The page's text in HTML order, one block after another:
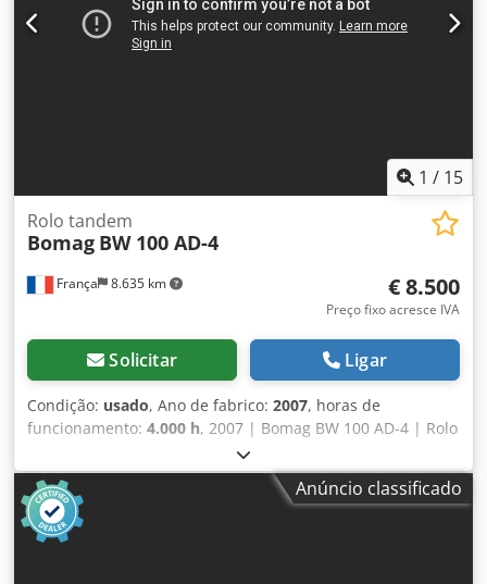
nosso site. Salvo erros e vendas prévias! Aluguel possível.
= Mais informações = Entre em contato com Tobias Ebert
para obter mais informações.
1 / 15
França 8.635 km
Rolo tandem
Bomag BW 100 AD-4
€ 8.500
Preço fixo acresce IVA
Solicitar Ligar
Condição: usado, Ano de fabrico: 2007, horas de
funcionamento: 4.000 h, 2007 | Bomag BW 100 AD-4 | Rolo
Compactador Tandem Usado | 4000 horas 📍 Localização:
França 🚛 Entrega disponível para o seu destino – Utilize
nossa calculadora de frete para estimar os custos de
transporte! 💰 Compre agora por EUR 8.500 ou faça uma
proposta. Pagamento na entrega disponível por uma taxa
Anúncio classificado